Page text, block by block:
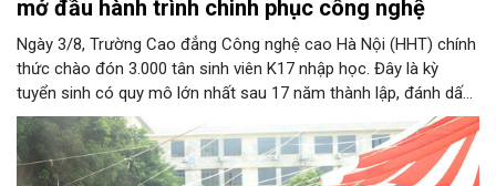
mở đầu hành trình chinh phục công nghệ
Ngày 3/8, Trường Cao đẳng Công nghệ cao Hà Nội (HHT) chính
thức chào đón 3.000 tân sinh viên K17 nhập học. Đây là kỳ
tuyển sinh có quy mô lớn nhất sau 17 năm thành lập, đánh dấu
bước chuyển mình quan trọng của nhà trường.